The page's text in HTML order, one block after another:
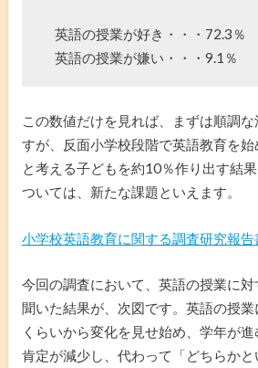
英語の授業が好き・・・72.3％
英語の授業が嫌い・・・9.1％
この数値だけを見れば、まずは順調
すが、反面小学校段階で英語教育を始
と考える子どもを約10％作り出す結
ついては、新たな課題といえます。
小学校英語教育に関する調査研究報告
今回の調査において、英語の授業に
聞いた結果が、次図です。英語の授
くらいから変化を見せ始め、学年が
肯定が減少し、代わって「どちらか